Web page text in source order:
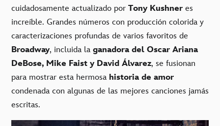
cuidadosamente actualizado por Tony Kushner es
increíble. Grandes números con producción colorida y
caracterizaciones profundas de varios favoritos de
Broadway, incluida la ganadora del Oscar Ariana
DeBose, Mike Faist y David Álvarez, se fusionan
para mostrar esta hermosa historia de amor
condenada con algunas de las mejores canciones jamás
escritas.